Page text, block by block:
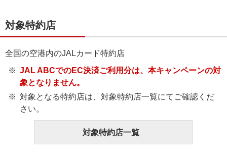
対象特約店
全国の空港内のJALカード特約店
JAL ABCでのEC決済ご利用分は、本キャンペーンの対
象となりません。
対象となる特約店は、対象特約店一覧にてご確認くだ
さい。
対象特約店一覧